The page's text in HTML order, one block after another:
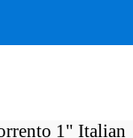
1" Italian